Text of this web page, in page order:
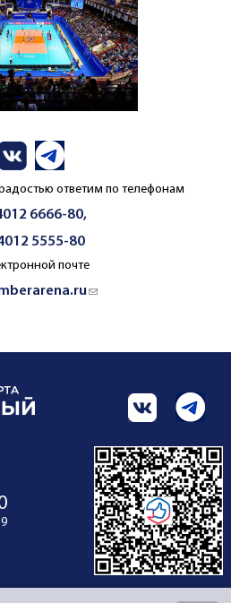
ответим по телефонам
6666-80,
5555-80
почте
(link sends e-mail)